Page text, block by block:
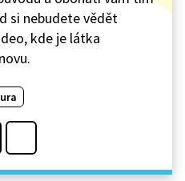
si nebudete vědět
kde je látka